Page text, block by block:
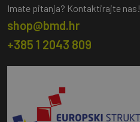
Imate pitanja? Kontaktirajte nas!
shop@bmd.hr
+385 1 2043 809